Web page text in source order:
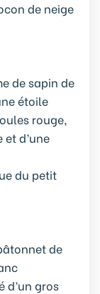
de neige
de sapin de
étoile
rouge,
d’une
du petit
de
d’un gros